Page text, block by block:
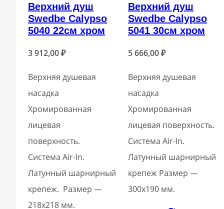
Верхний душ
Swedbe Calypso
5040 22см хром
3 912,00₽
Верхняя душевая
насадка
Хромированная
лицевая
поверхность.
Система Air-In.
Латунный шарнирный
крепеж. Размер —
218х218 мм.
Верхний душ
Swedbe Calypso
5041 30см хром
5 666,00₽
Верхняя душевая
насадка
Хромированная
лицевая поверхность.
Система Air-In.
Латунный шарнирный
крепеж Размер —
300х190 мм.